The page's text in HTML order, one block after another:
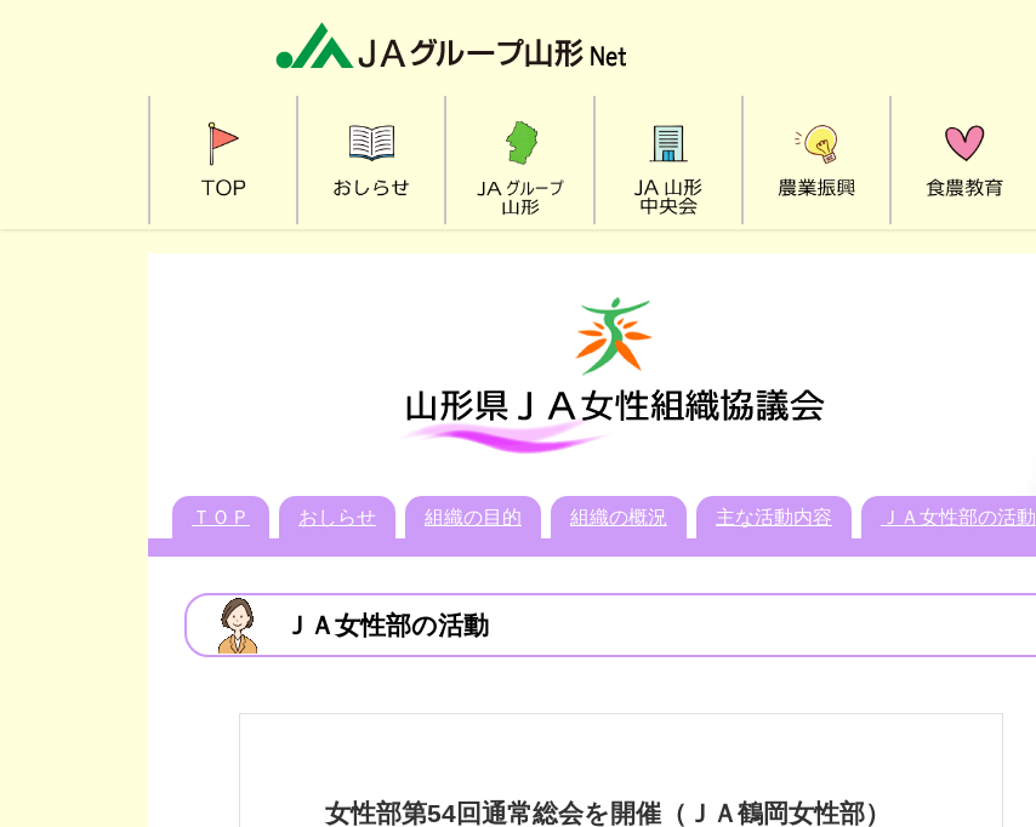
ＴＯＰ おしらせ 組織の目的 組織の概況 主な活動内容 ＪＡ女性部の活動
ＪＡ女性部の活動
女性部第54回通常総会を開催（ＪＡ鶴岡女性部）